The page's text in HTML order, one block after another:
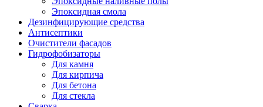
Эпоксидная смола
Дезинфицирующие средства
Антисептики
Очистители фасадов
Гидрофобизаторы
Для камня
Для кирпича
Для бетона
Для стекла